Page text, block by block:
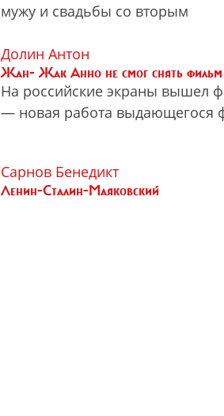
мужу и свадьбы со вторым
Долин Антон
Жан- Жак Анно не смог снять фильм
На российские экраны вышел
— новая работа выдающегося
Сарнов Бенедикт
Ленин-Сталин-Маяковский